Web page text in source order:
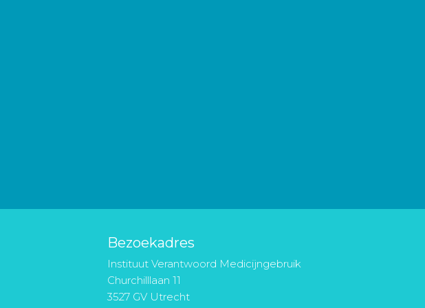
Bezoekadres
Instituut Verantwoord Medicijngebruik
Churchilllaan 11
3527 GV Utrecht